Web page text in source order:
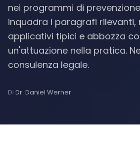
nei programmi di
inquadra i paragrafi rilevanti,
applicativi tipici e abbozza
un'attuazione nella pratica.
consulenza legale.
Di Dr. Daniel Werner